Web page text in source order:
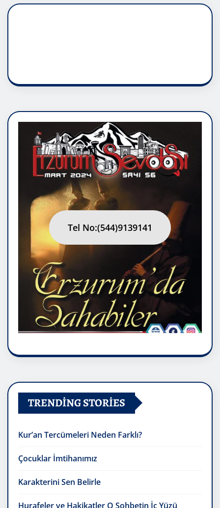
Tel No:(544)9139141
TRENDING STORIES
Kur’an Tercümeleri Neden Farklı?
Çocuklar İmtihanımız
Karakterini Sen Belirle
Hurafeler ve Hakikatler O Sohbetin İç Yüzü